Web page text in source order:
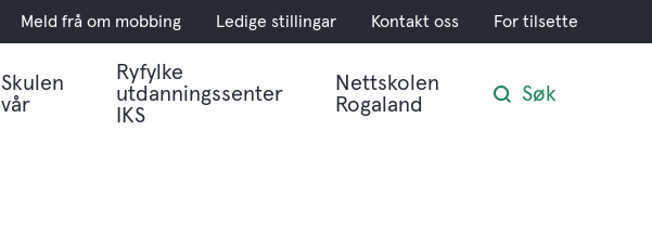
Meld frå om mobbing Ledige stillingar Kontakt oss For tilsette
Skulen
vår
Ryfylke
utdanningssenter
IKS
Nettskolen
Rogaland
Søk